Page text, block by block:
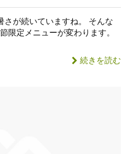
さが続いていますね。 そんな
限定メニューが変わります。
続きを読む